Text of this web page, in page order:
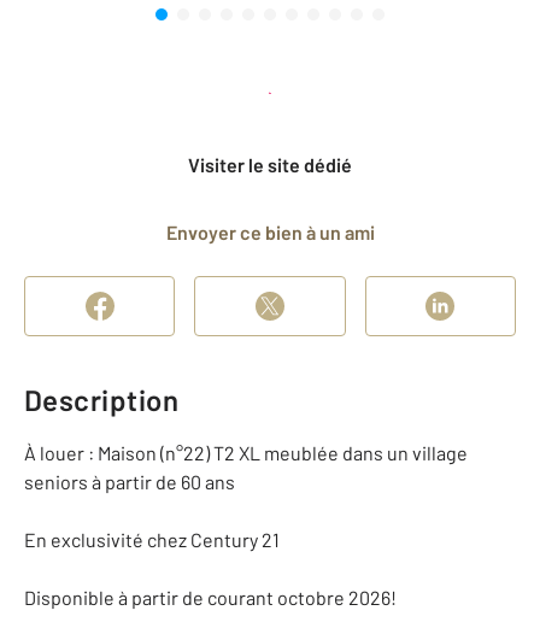
Visiter le site dédié
Envoyer ce bien à un ami
Description
À louer : Maison (n°22) T2 XL meublée dans un village
seniors à partir de 60 ans
En exclusivité chez Century 21
Disponible à partir de courant octobre 2026!